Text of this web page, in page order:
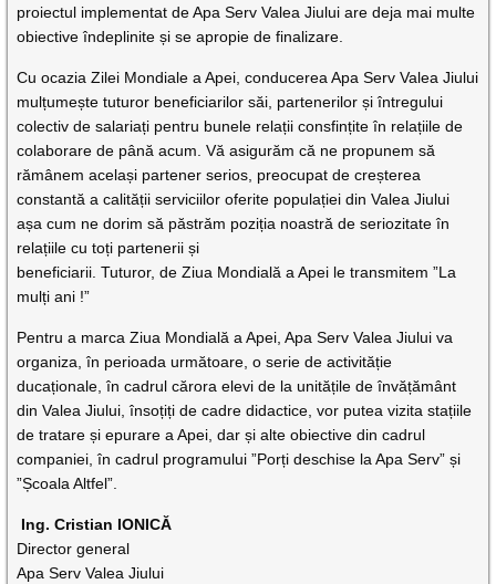
proiectul implementat de Apa Serv Valea Jiului are deja mai multe
obiective îndeplinite și se apropie de finalizare.
Cu ocazia Zilei Mondiale a Apei, conducerea Apa Serv Valea Jiului
mulțumește tuturor beneficiarilor săi, partenerilor și întregului
colectiv de salariați pentru bunele relații consfințite în relațiile de
colaborare de până acum. Vă asigurăm că ne propunem să
rămânem același partener serios, preocupat de creșterea
constantă a calității serviciilor oferite populației din Valea Jiului
așa cum ne dorim să păstrăm poziția noastră de seriozitate în
relațiile cu toți partenerii și
beneficiarii. Tuturor, de Ziua Mondială a Apei le transmitem ”La
mulți ani !”
Pentru a marca Ziua Mondială a Apei, Apa Serv Valea Jiului va
organiza, în perioada următoare, o serie de activităție
ducaționale, în cadrul cărora elevi de la unitățile de învățământ
din Valea Jiului, însoțiți de cadre didactice, vor putea vizita stațiile
de tratare și epurare a Apei, dar și alte obiective din cadrul
companiei, în cadrul programului ”Porți deschise la Apa Serv” și
”Școala Altfel”.
Ing. Cristian IONICĂ
Director general
Apa Serv Valea Jiului